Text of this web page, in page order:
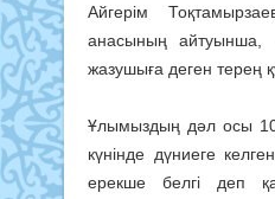
Айгерім
анасының айтуынша,
жазушыға деген терең
Ұлымыздың дәл осы
күнінде дүниеге
ерекше белгі деп